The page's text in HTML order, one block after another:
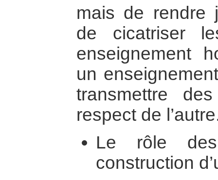
mais de rendre
de cicatriser
enseignement
un
transmettre
respect de
Le rôle
construction